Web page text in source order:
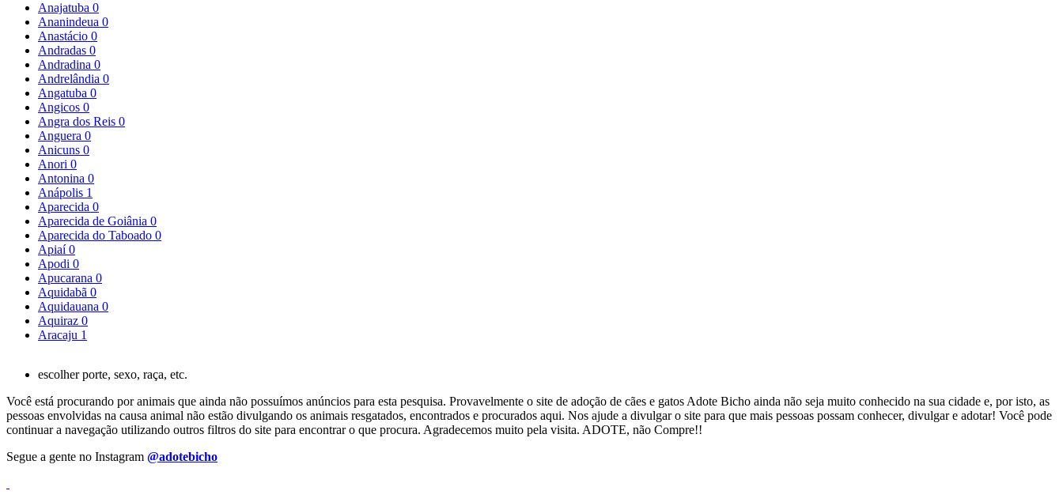
Anajatuba 0
Ananindeua 0
Anastácio 0
Andradas 0
Andradina 0
Andrelândia 0
Angatuba 0
Angicos 0
Angra dos Reis 0
Anguera 0
Anicuns 0
Anori 0
Antonina 0
Anápolis 1
Aparecida 0
Aparecida de Goiânia 0
Aparecida do Taboado 0
Apiaí0
Apodi 0
Apucarana 0
Aquidabã 0
Aquidauana 0
Aquiraz 0
Aracaju 1
escolher porte, sexo, raça, etc.
Você está procurando por animais que ainda não possuímos anúncios para esta pesquisa. Provavelmente o site de adoção de cães e gatos Adote Bicho ainda não seja muito conhecido na sua cidade e, por isto, as
pessoas envolvidas na causa animal não estão divulgando os animais resgatados, encontrados e procurados aqui. Nos ajude a divulgar o site para que mais pessoas possam conhecer, divulgar e adotar! Você pode
continuar a navegação utilizando outros filtros do site para encontrar o que procura. Agradecemos muito pela visita. ADOTE, não Compre!!
Segue a gente no Instagram @adotebicho